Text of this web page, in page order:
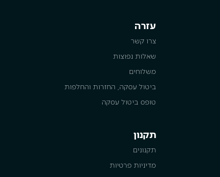
עזרה
צרו קשר
שאלות נפוצות
משלוחים
ביטול עסקה, החזרות והחלפות
טופס ביטול עסקה
תקנון
תקנונים
מדיניות פרטיות